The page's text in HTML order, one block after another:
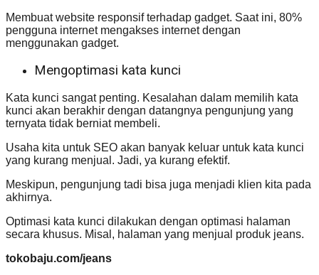
Membuat website responsif terhadap gadget. Saat ini, 80%
pengguna internet mengakses internet dengan
menggunakan gadget.
Mengoptimasi kata kunci
Kata kunci sangat penting. Kesalahan dalam memilih kata
kunci akan berakhir dengan datangnya pengunjung yang
ternyata tidak berniat membeli.
Usaha kita untuk SEO akan banyak keluar untuk kata kunci
yang kurang menjual. Jadi, ya kurang efektif.
Meskipun, pengunjung tadi bisa juga menjadi klien kita pada
akhirnya.
Optimasi kata kunci dilakukan dengan optimasi halaman
secara khusus. Misal, halaman yang menjual produk jeans.
tokobaju.com/jeans